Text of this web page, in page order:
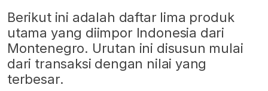
Berikut ini adalah daftar lima produk
utama yang diimpor Indonesia dari
Montenegro. Urutan ini disusun mulai
dari transaksi dengan nilai yang
terbesar.